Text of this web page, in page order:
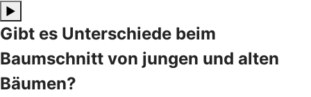
▶
Gibt es Unterschiede beim
Baumschnitt von jungen und alten
Bäumen?